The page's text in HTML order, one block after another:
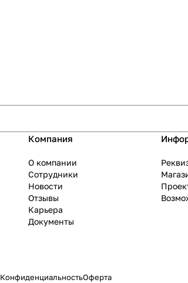
Компания
О компании
Сотрудники
Новости
Отзывы
Карьера
Документы
КонфиденциальностьОферта